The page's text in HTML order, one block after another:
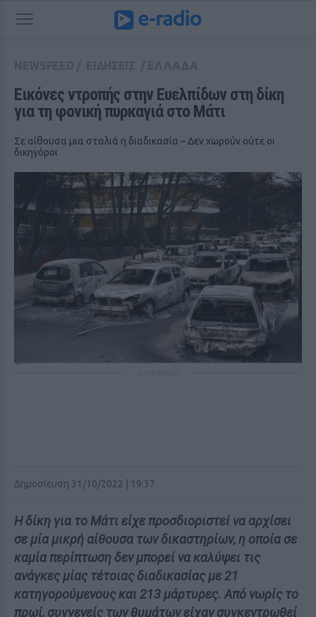
Εικόνες ντροπής στην Ευελπίδων στη δίκη
για τη φονική πυρκαγιά στο Μάτι
Σε αίθουσα μια σταλιά η διαδικασία – Δεν χωρούν ούτε οι
δικηγόροι
Δημοσίευση 31/10/2022 | 19:37
Η δίκη για το Μάτι είχε προσδιοριστεί να αρχίσει
σε μία μικρή αίθουσα των δικαστηρίων, η οποία σε
καμία περίπτωση δεν μπορεί να καλύψει τις
ανάγκες μίας τέτοιας διαδικασίας με 21
κατηγορούμενους και 213 μάρτυρες. Από νωρίς το
πρωί, συγγενείς των θυμάτων είχαν συγκεντρωθεί